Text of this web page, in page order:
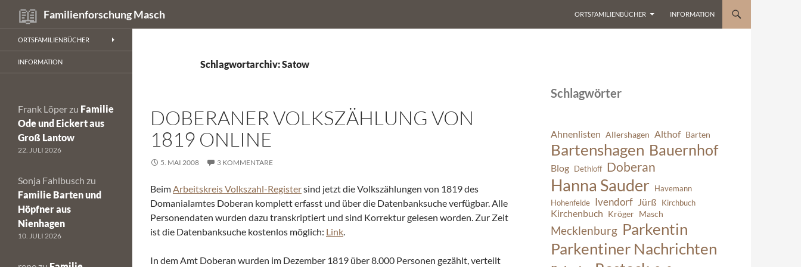
Inhalt
springen
Familienforschung Masch
Suchen
ORTSFAMILIENBÜCHER INFORMATION
Schlagwortarchiv: Satow
DOBERANER VOLKSZÄHLUNG VON
1819 ONLINE
5. MAI 2008 3 KOMMENTARE
BeimArbeitskreis Volkszahl-Registersind jetzt die Volkszählungen von 1819 des
Domanialamtes Doberan komplett erfasst und über die Datenbanksuche verfügbar. Alle
Personendaten wurden dazu transkriptiert und sind Korrektur gelesen worden. Zur Zeit
ist die Datenbanksuche kostenlos möglich: Link.
In dem Amt Doberan wurden im Dezember 1819 über 8.000 Personen gezählt, verteilt
Schlagwörter
Ahnenlisten Allershagen Althof Barten
Bartenshagen Bauernhof
Blog Dethloff Doberan
Hanna Sauder
Havemann
Hohenfelde Ivendorf Jürß Kirchbuch
Kirchenbuch Kröger Masch
Mecklenburg Parkentin
Parkentiner Nachrichten
ORTSFAMILIENBÜCHER
INFORMATION
Frank Löper zu Familie
Ode und Eickert aus
Groß Lantow
22. JULI 2026
Sonja Fahlbusch zu
Familie Barten und
Höpfner aus
Nienhagen
10. JULI 2026